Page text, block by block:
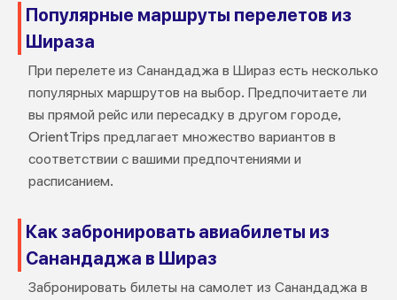
Популярные маршруты перелетов из
Шираза
При перелете из Санандаджа в Шираз есть несколько
популярных маршрутов на выбор. Предпочитаете ли
вы прямой рейс или пересадку в другом городе,
OrientTrips предлагает множество вариантов в
соответствии с вашими предпочтениями и
расписанием.
Как забронировать авиабилеты из
Санандаджа в Шираз
Забронировать билеты на самолет из Санандаджа в